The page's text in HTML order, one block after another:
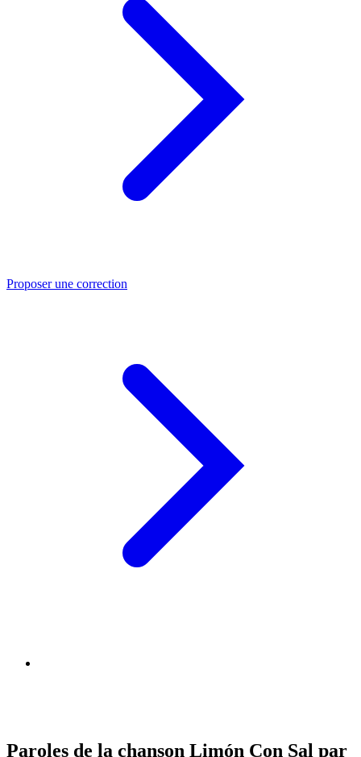
Proposer une correction
Paroles de la chanson Limón Con Sal par